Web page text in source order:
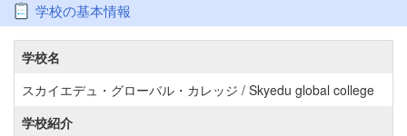
学校の基本情報
学校名
スカイエデュ・グローバル・カレッジ / Skyedu global college
学校紹介